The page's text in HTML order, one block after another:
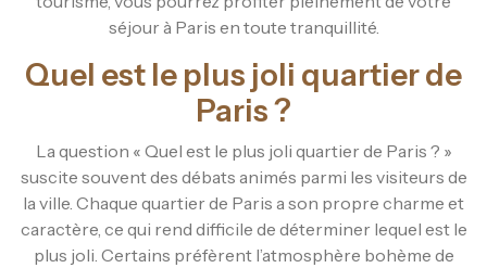
séjour à Paris en toute tranquillité.
Quel est le plus joli quartier de
Paris ?
La question « Quel est le plus joli quartier de Paris ? »
suscite souvent des débats animés parmi les visiteurs de
la ville. Chaque quartier de Paris a son propre charme et
caractère, ce qui rend difficile de déterminer lequel est le
plus joli. Certains préfèrent l’atmosphère bohème de